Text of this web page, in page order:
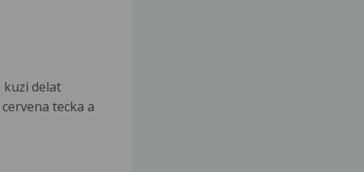
kuzi delat
tecka a